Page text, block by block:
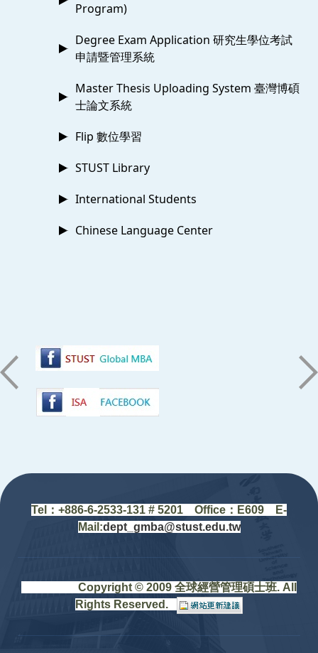
Program)
Degree Exam Application 研究生學位考試
申請暨管理系統
Master Thesis Uploading System 臺灣博碩
士論文系統
Flip 數位學習
STUST Library
International Students
Chinese Language Center
Tel：+886-6-2533-131 # 5201 Office ： E609 E-
Mail:dept_gmba@stust.edu.tw
Copyright © 2009 全球經營管理碩士班. All
Rights Reserved.